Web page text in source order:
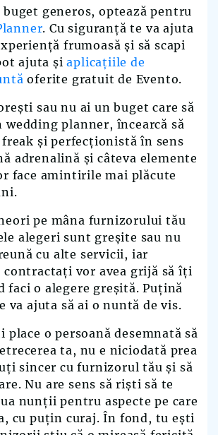
buget generos, optează pentru
. Cu siguranță te va ajuta
frumoasă și să scapi
ajuta șiaplicațiile de
oferite gratuit de Evento.
sau nu ai un buget care să
planner, încearcă să
și perfecționistă în sens
adrenalină și câteva elemente
face amintirile mai plăcute
pe mâna furnizorului tău
alegeri sunt greșite sau nu
cu alte servicii, iar
vor avea grijă să îți
faci o alegere greșită. Puțină
ajuta să ai o nuntă de vis.
place o persoană desemnată să
ta, nu e niciodată prea
sincer cu furnizorul tău și să
Nu are sens să riști să te
nunții pentru aspecte pe care
, cu puțin curaj. În fond, tu ești